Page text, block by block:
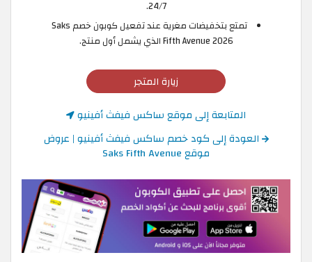
24/7.
تمتع بتخفيضات مغرية عند تفعيل كوبون خصم Saks
Fifth Avenue 2026 الذي يشمل أول منتج.
زيارة المتجر
المتابعة إلى موقع ساكس فيفث أفينيو
العودة إلى كود خصم ساكس فيفث أفينيو | عروض
موقع Saks Fifth Avenue